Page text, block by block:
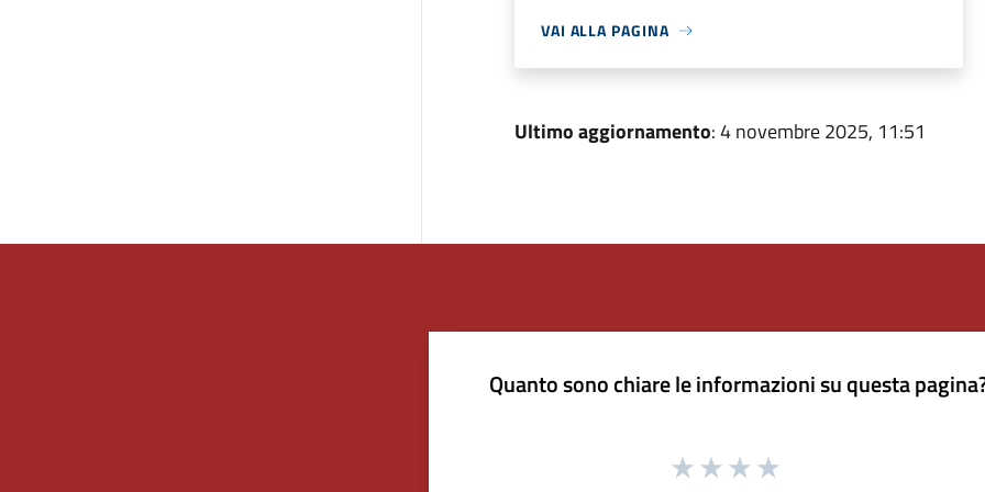
VAI ALLA PAGINA
Ultimo aggiornamento: 4 novembre 2025, 11:51
Quanto sono chiare le informazioni su questa